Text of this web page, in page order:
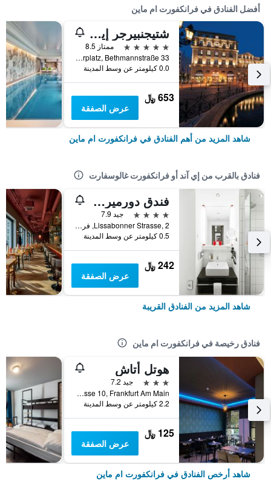
أفضل الفنادق في فرانكفورت ام ماين
شتيجنبيرجر إيكون فرانكفورتر هوف
5 نجوم
ممتاز 8.5
Am Kaiserplatz, Bethmannstraße 33, فرانكفورت ام ماين, هسه, ألمانيا
0.0 كيلومتر عن وسط المدينة
653 ﷼
عرض الصفقة
شاهد المزيد من أهم الفنادق في فرانكفورت ام ماين
فنادق بالقرب من إي آند أو فرانكفورت غالوسفارت
فندق دورميرو فرانكفورت
4 نجوم
جيد 7.9
Lissabonner Strasse, 2, فرانكفورت ام ماين, هسه, ألمانيا
0.5 كيلومتر عن وسط المدينة
242 ﷼
عرض الصفقة
شاهد المزيد من الفنادق القريبة
فنادق رخيصة في فرانكفورت ام ماين
هوتل أتاش
3 نجوم
جيد 7.2
Kolner Strasse 10, Frankfurt Am Main, فرانكفورت ام ماين, هسه, ألمانيا
2.2 كيلومتر عن وسط المدينة
125 ﷼
عرض الصفقة
شاهد أرخص الفنادق في فرانكفورت ام ماين